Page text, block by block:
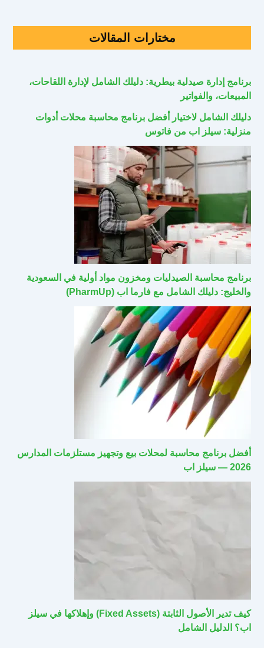
مختارات المقالات
برنامج إدارة صيدلية بيطرية: دليلك الشامل لإدارة اللقاحات،
المبيعات، والفواتير
دليلك الشامل لاختيار أفضل برنامج محاسبة محلات أدوات
منزلية: سيلز اب من فاتوس
برنامج محاسبة الصيدليات ومخزون مواد أولية في السعودية
والخليج: دليلك الشامل مع فارما اب (PharmUp)
أفضل برنامج محاسبة لمحلات بيع وتجهيز مستلزمات المدارس
2026 — سيلز اب
كيف تدير الأصول الثابتة (Fixed Assets) وإهلاكها في سيلز
اب؟ الدليل الشامل